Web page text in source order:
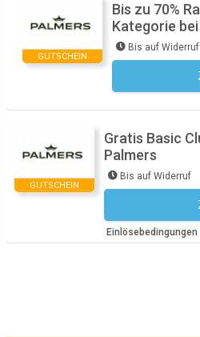
GUTSCHEIN
Bis zu 70%
Kategorie
Bis auf Widerruf
GUTSCHEIN
Gratis Basic
Palmers
Bis auf Widerruf
Einlösebedingungen